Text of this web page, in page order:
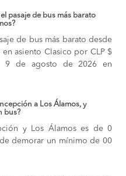
pasaje de bus más barato
de bus más barato desde
asiento Clasico por CLP $
9 de agosto de 2026 en
a Los Álamos, y
bus?
y Los Álamos es de 0
demorar un mínimo de 00